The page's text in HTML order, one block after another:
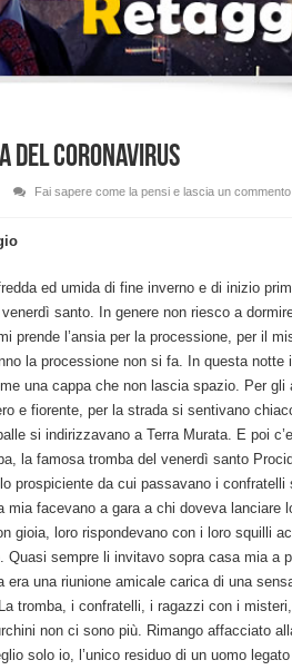
del coronavirus
Fai sapere come la pensi e lascia un commento
ed umida di fine inverno e di inizio
santo. In genere non riesco a
prende l’ansia per la processione, per il
la processione non si fa. In questa notte
una cappa che non lascia spazio. Per gli
e fiorente, per la strada si sentivano
si indirizzavano a Terra Murata. E poi
la famosa tromba del venerdì santo
prospiciente da cui passavano i confratelli
facevano a gara a chi doveva lanciare
gioia, loro rispondevano con i loro squilli
sempre li invitavo sopra casa mia a
una riunione amicale carica di una
tromba, i confratelli, i ragazzi con i
non ci sono più. Rimango affacciato
solo io, l’unico residuo di un uomo